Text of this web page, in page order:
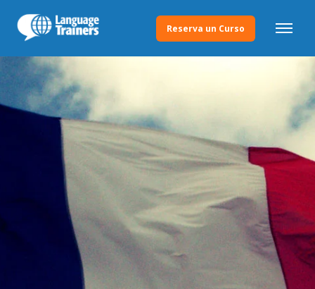
Reserva un Curso